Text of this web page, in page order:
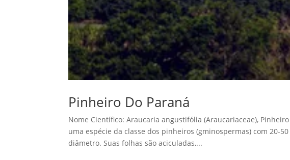
Pinheiro Do Paraná
Nome Científico: Araucaria angustifólia (Araucariaceae),
uma espécie da classe dos pinheiros (gminospermas) com 20-
diâmetro. Suas folhas são aciculadas,...